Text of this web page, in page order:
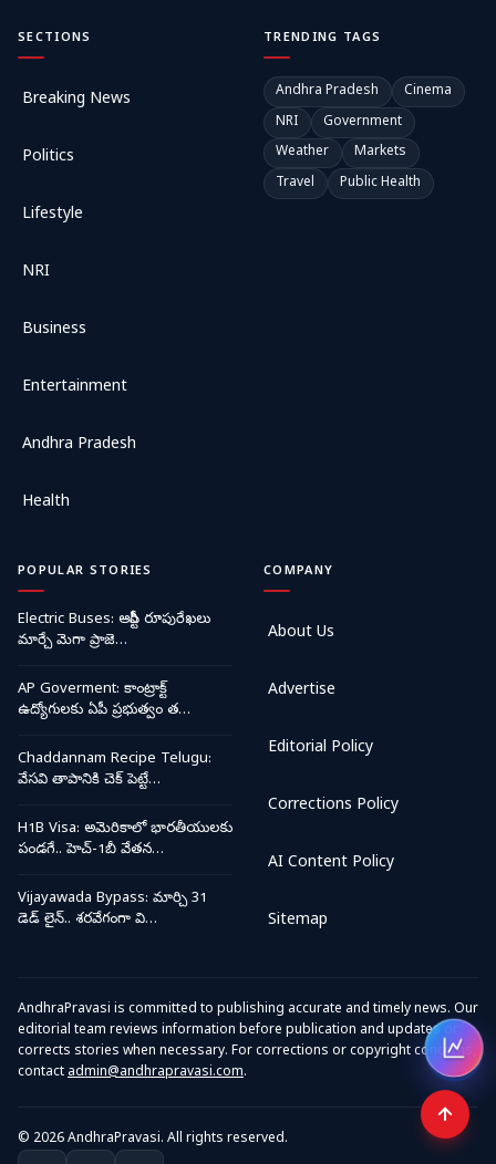
SECTIONS
Breaking News
Politics
Lifestyle
NRI
Business
Entertainment
Andhra Pradesh
Health
TRENDING TAGS
Andhra Pradesh
Cinema
NRI
Government
Weather
Markets
Travel
Public Health
POPULAR STORIES
Electric Buses: ఆర్టీసీ రూపురేఖలు
మార్చే మెగా ప్రాజె…
AP Goverment: కాంట్రాక్ట్
ఉద్యోగులకు ఏపీ ప్రభుత్వం త…
Chaddannam Recipe Telugu:
వేసవి తాపానికి చెక్ పెట్టే…
H1B Visa: అమెరికాలో భారతీయులకు
పండగే.. హెచ్-1బీ వేతన…
Vijayawada Bypass: మార్చి 31
డెడ్ లైన్.. శరవేగంగా వి…
COMPANY
About Us
Advertise
Editorial Policy
Corrections Policy
AI Content Policy
Sitemap
AndhraPravasi is committed to publishing accurate and timely news. Our
editorial team reviews information before publication and updates or
corrects stories when necessary. For corrections or copyright concerns,
contactadmin@andhrapravasi.com.
© 2026 AndhraPravasi. All rights reserved.